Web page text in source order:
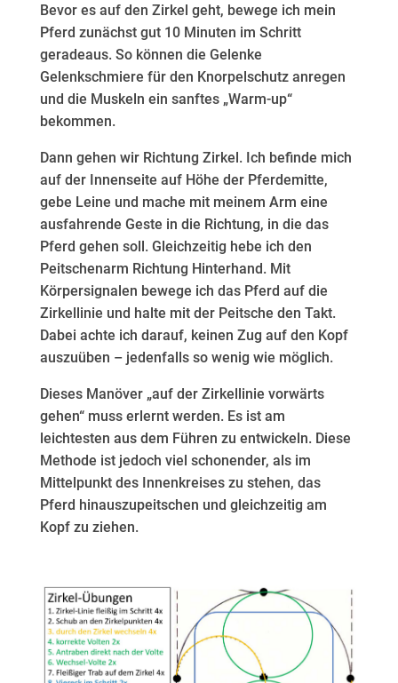
Bevor es auf den Zirkel geht, bewege ich mein
Pferd zunächst gut 10 Minuten im Schritt
geradeaus. So können die Gelenke
Gelenkschmiere für den Knorpelschutz anregen
und die Muskeln ein sanftes „Warm‑up“
bekommen.
Dann gehen wir Richtung Zirkel. Ich befinde mich
auf der Innenseite auf Höhe der Pferdemitte,
gebe Leine und mache mit meinem Arm eine
ausfahrende Geste in die Richtung, in die das
Pferd gehen soll. Gleichzeitig hebe ich den
Peitschenarm Richtung Hinterhand. Mit
Körpersignalen bewege ich das Pferd auf die
Zirkellinie und halte mit der Peitsche den Takt.
Dabei achte ich darauf, keinen Zug auf den Kopf
auszuüben – jedenfalls so wenig wie möglich.
Dieses Manöver „auf der Zirkellinie vorwärts
gehen“ muss erlernt werden. Es ist am
leichtesten aus dem Führen zu entwickeln. Diese
Methode ist jedoch viel schonender, als im
Mittelpunkt des Innenkreises zu stehen, das
Pferd hinauszupeitschen und gleichzeitig am
Kopf zu ziehen.